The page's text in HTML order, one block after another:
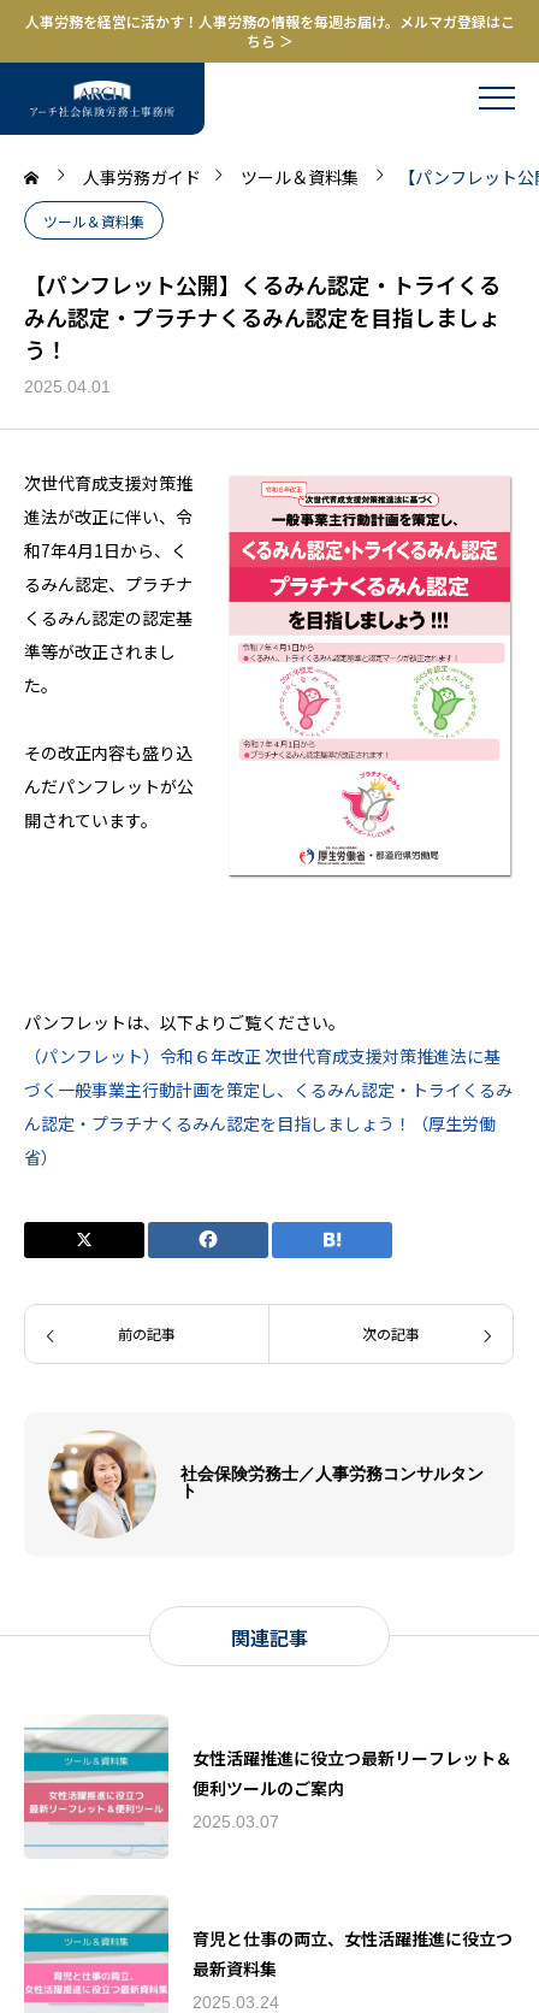
人事労務を経営に活かす！人事労務の情報を毎週お届け。メルマガ登録はこ
ちら ＞
人事労務ガイド ツール＆資料集 【パンフレット
ツール＆資料集
【パンフレット公開】くるみん認定・トライくる
みん認定・プラチナくるみん認定を目指しましょ
う！
2025.04.01
次世代育成支援対策推
進法が改正に伴い、令
和7年4月1日から、く
るみん認定、プラチナ
くるみん認定の認定基
準等が改正されまし
た。
その改正内容も盛り込
んだパンフレットが公
開されています。
パンフレットは、以下よりご覧ください。
（パンフレット）令和６年改正 次世代育成支援対策推進法に基
づく一般事業主行動計画を策定し、くるみん認定・トライくるみ
ん認定・プラチナくるみん認定を目指しましょう！（厚生労働
省）
前の記事 次の記事
社会保険労務士／人事労務コンサルタン
ト
関連記事
女性活躍推進に役立つ最新リーフレット＆
便利ツールのご案内
2025.03.07
育児と仕事の両立、女性活躍推進に役立つ
最新資料集
2025.03.24